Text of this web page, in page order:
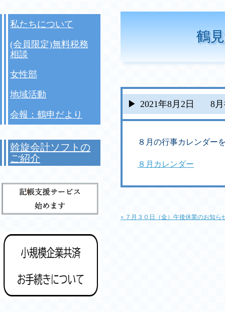
鶴
2021年8月2日 8
８月の行事カレンダー
８月カレンダー
« ７月３０日（金）午後休業のお知ら
私たちについて
(会員限定)無料税務
相談
女性部
地域活動
会報：鶴申だより
斡旋会計ソフトの
ご紹介